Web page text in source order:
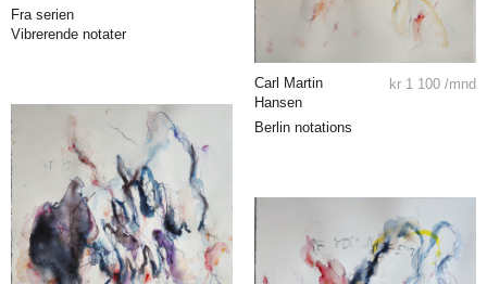
Fra serien
Vibrerende notater
Carl Martin
Hansen
Berlin notations
kr 1 100 /mnd